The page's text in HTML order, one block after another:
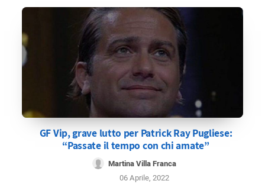
GF Vip, grave lutto per Patrick Ray Pugliese:
“Passate il tempo con chi amate”
Martina Villa Franca
06 Aprile, 2022